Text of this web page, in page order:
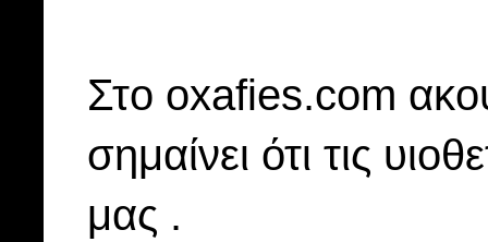
Στo oxafies.com
σημαίνει ότι τις
μας .